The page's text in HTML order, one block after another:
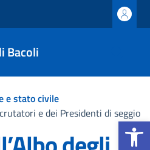
Apri la
Bacoli
e stato civile
e dei Presidenti di seggio